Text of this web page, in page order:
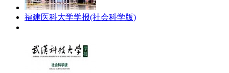
福建医科大学学报(社会科学版)